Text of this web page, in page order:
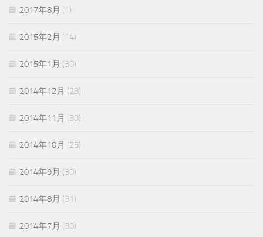
2017年8月 (1)
2015年2月 (14)
2015年1月 (30)
2014年12月 (28)
2014年11月 (30)
2014年10月 (25)
2014年9月 (30)
2014年8月 (31)
2014年7月 (30)